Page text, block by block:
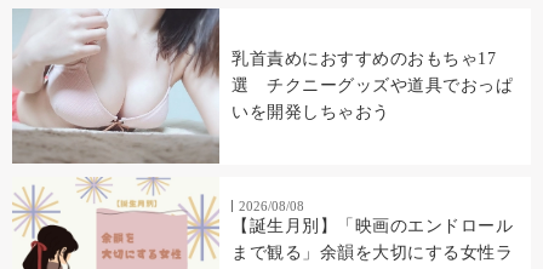
乳首責めにおすすめのおもちゃ17
選 チクニーグッズや道具でおっぱ
いを開発しちゃおう
2026/08/08
【誕生月別】「映画のエンドロール
まで観る」余韻を大切にする女性ラ